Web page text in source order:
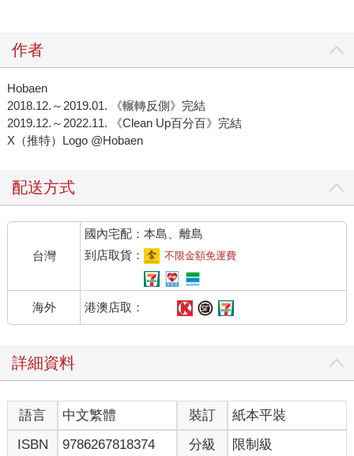
作者
Hobaen
2018.12.～2019.01. 《輾轉反側》完結
2019.12.～2022.11. 《Clean Up百分百》完結
X（推特）Logo @Hobaen
配送方式
台灣
國內宅配：本島、離島
到店取貨：
不限金額免運費
海外 港澳店取：
詳細資料
語言 中文繁體 裝訂
紙本平裝
ISBN
9786267818374 分級 限制級